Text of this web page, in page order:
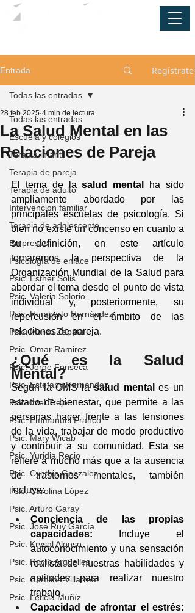
Entrada Regístrate
Todas las entradas
Escuela y colegios
Terapia infantil
Terapia de pareja
Terapia de adulto
Intervencion familiar
Terapia de adolescente
Empresas
Psicología de enlace
Psic. Esther Solis
Psic. Valeria Solorio
Psic. Humberto Hernández
Psic. Marco Zapata
Psic. Omar Ramirez
Psic. Jorge Fonseca
Psic. Estefany Hernandez
Psic. Itzel Trejo
Psic. Emmanuel Franco
Psic. Mary Wicab
Psic. Yuridia Recio
Psic. Cynthia Gonzalez
Psic. Carolina López
Psic. Arturo Garay
Psic. José Ruy García
Psic. Krysal Alonso
Psic. Rocío Argüelles
Psic. Carolina Villarreal
Psic. Leticia Muñíz
Todas las entradas
La Salud Mental en las
Relaciones de Pareja
28 feb 2025 4 min de lectura
El tema de la salud mental
ha sido
ampliamente abordado por las
principales escuelas de psicología. Si
bien no existe un concenso en cuanto a
su definición, en este artículo
tomaremos la perspectiva de la
Organización Mundial de la Salud para
abordar el tema desde el punto de vista
individual y, posteriormente, su
repercusión en el ámbito de las
relaciones de pareja.
¿Qué es la Salud
Mental?
Según la OMS la salud mental es un
estado de bienestar, que permite a las
personas hacer frente a las tensiones
de la vida, trabajar de modo productivo
y contribuir a su comunidad. Esta se
refiere a mucho más que a la ausencia
de trastornos mentales, también
incluye:
Conciencia de las propias
capacidades: Incluye el
autoconocimiento y una sensación
realista de nuestras habilidades y
aptitudes para realizar nuestro
trabajo.
Capacidad de afrontar el estrés: